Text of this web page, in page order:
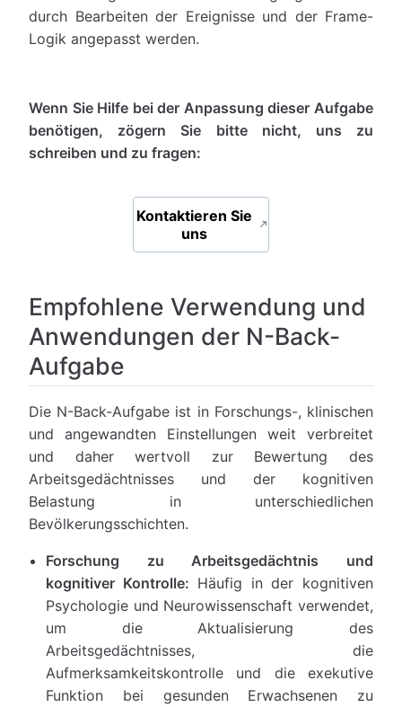
durch Bearbeiten der Ereignisse und der Frame-
Logik angepasst werden.
Wenn Sie Hilfe bei der Anpassung dieser Aufgabe
benötigen, zögern Sie bitte nicht, uns zu
schreiben und zu fragen:
Kontaktieren Sie
uns
Empfohlene Verwendung und
Anwendungen der N-Back-
Aufgabe
Die N-Back-Aufgabe ist in Forschungs-, klinischen
und angewandten Einstellungen weit verbreitet
und daher wertvoll zur Bewertung des
Arbeitsgedächtnisses und der kognitiven
Belastung in unterschiedlichen
Bevölkerungsschichten.
Forschung zu Arbeitsgedächtnis und
kognitiver Kontrolle: Häufig in der kognitiven
Psychologie und Neurowissenschaft verwendet,
um die Aktualisierung des
Arbeitsgedächtnisses, die
Aufmerksamkeitskontrolle und die exekutive
Funktion bei gesunden Erwachsenen zu